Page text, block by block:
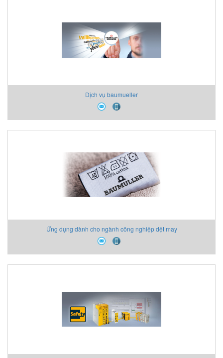
Dịch vụ baumueller
Ứng dụng dành cho ngành công nghiệp dệt may